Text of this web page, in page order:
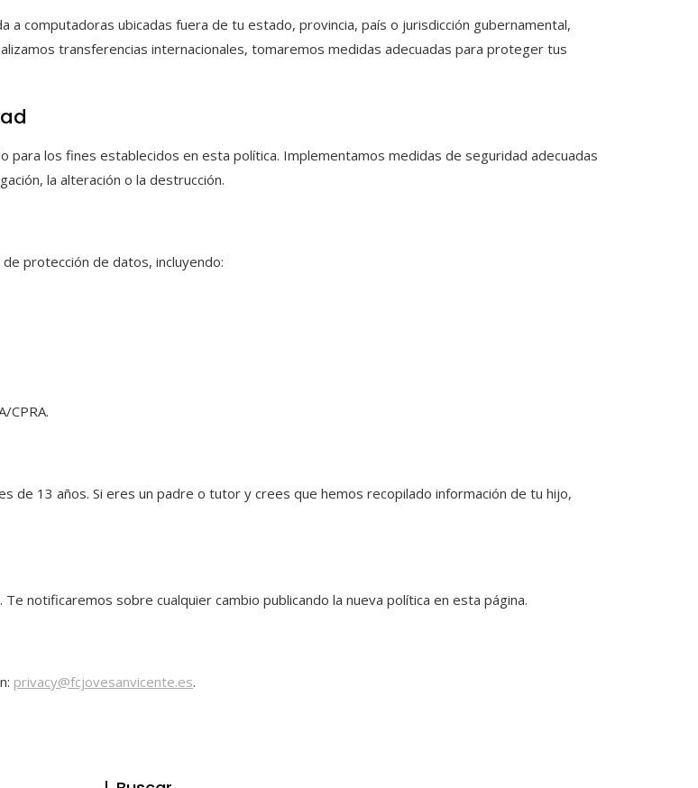
a computadoras ubicadas fuera de tu estado, provincia, país o jurisdicción gubernamental,
transferencias internacionales, tomaremos medidas adecuadas para proteger tus
los fines establecidos en esta política. Implementamos medidas de seguridad adecuadas
la alteración o la destrucción.
protección de datos, incluyendo:
CPRA.
de 13 años. Si eres un padre o tutor y crees que hemos recopilado información de tu hijo,
notificaremos sobre cualquier cambio publicando la nueva política en esta página.
privacy@fcjovesanvicente.es.